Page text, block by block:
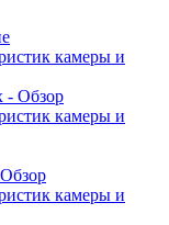
камеры и
камеры и